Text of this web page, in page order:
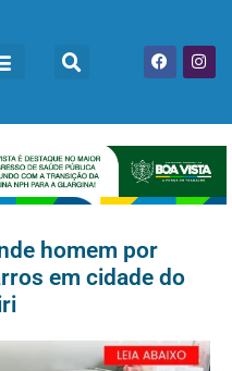
homem por
em cidade do